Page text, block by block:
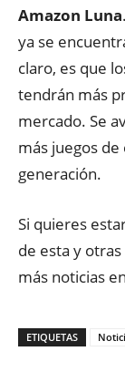
Amazon Luna
ya se
claro, es que
tendrán más
mercado. Se
más juegos
generación.
Si quieres
de esta y
más noticias
ETIQUETAS